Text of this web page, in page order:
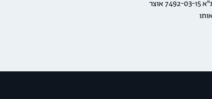
מפי כבוד השופט אמיר סלאמה, בת"א 7492-03-15 אוצר